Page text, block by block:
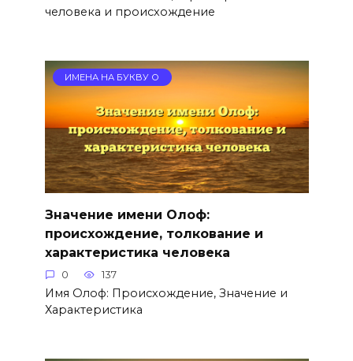
человека и происхождение
ИМЕНА НА БУКВУ О
Значение имени Олоф:
происхождение, толкование и
характеристика человека
0 137
Имя Олоф: Происхождение, Значение и
Характеристика